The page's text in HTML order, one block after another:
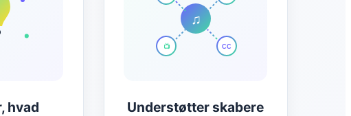
hvad
♫
📺 CC
Understøtter skabere